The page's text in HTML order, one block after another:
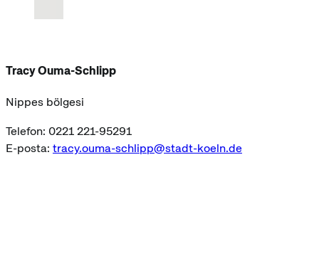
Tracy Ouma-Schlipp
Nippes bölgesi
Telefon: 0221 221-95291
E-posta: tracy.ouma-schlipp@stadt-koeln.de